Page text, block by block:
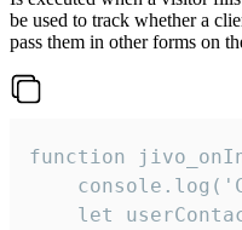
be used to track whether a
pass them in other forms on
function
let